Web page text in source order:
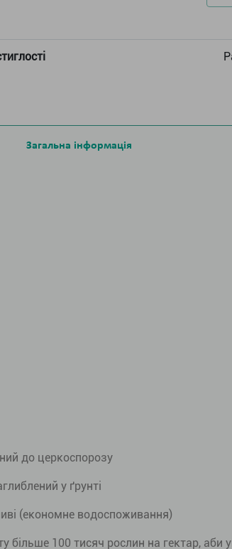
Загальна інформація
до церкоспорозу
у ґрунті
(економне водоспоживання)
100 тисяч рослин на гектар, аби